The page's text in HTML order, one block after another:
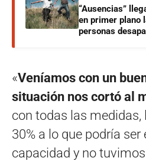
“Ausencias”
en primer plano
personas
«Veníamos con un
situación nos cortó al
con todas las medidas,
30% a lo que podría ser
capacidad y no